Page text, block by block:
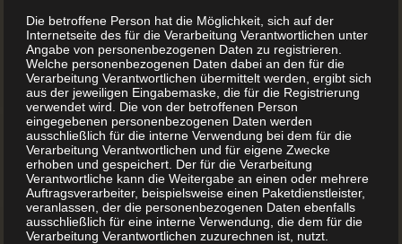
die es wert ist, in einer Ortschronik oder Dorfchronik
für künftige Generationen festgehalten zu werden. Um
Ihnen diese Aufgabe möglichst leicht zu ...
MEHR LESEN
Die betroffene Person hat die Möglichkeit, sich auf der
Internetseite des für die Verarbeitung Verantwortlichen unter
Angabe von personenbezogenen Daten zu registrieren.
Welche personenbezogenen Daten dabei an den für die
Verarbeitung Verantwortlichen übermittelt werden, ergibt sich
aus der jeweiligen Eingabemaske, die für die Registrierung
verwendet wird. Die von der betroffenen Person
eingegebenen personenbezogenen Daten werden
ausschließlich für die interne Verwendung bei dem für die
Verarbeitung Verantwortlichen und für eigene Zwecke
erhoben und gespeichert. Der für die Verarbeitung
Verantwortliche kann die Weitergabe an einen oder mehrere
Auftragsverarbeiter, beispielsweise einen Paketdienstleister,
veranlassen, der die personenbezogenen Daten ebenfalls
ausschließlich für eine interne Verwendung, die dem für die
Verarbeitung Verantwortlichen zuzurechnen ist, nutzt.